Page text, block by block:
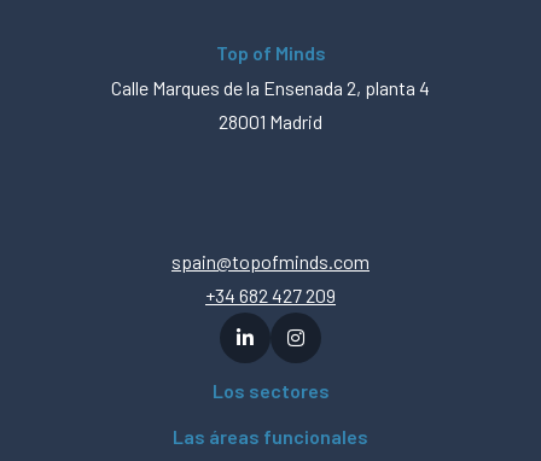
Top of Minds
Calle Marques de la Ensenada 2, planta 4
28001 Madrid
spain@topofminds.com
+34 682 427 209
Los sectores
Las áreas funcionales